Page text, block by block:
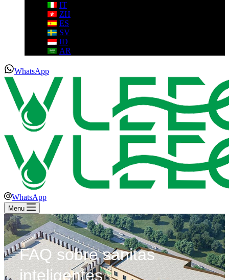
IT
ZH
ES
SV
ID
AR
WhatsApp
WhatsApp
Menu
FAQ sobre sanitas
inteligentes